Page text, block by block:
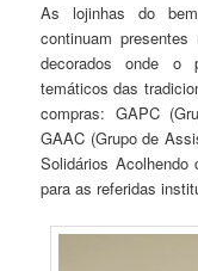
As lojinhas do
continuam
decorados onde o
temáticos das
compras: GAPC
GAAC (Grupo de
Solidários
para as referidas